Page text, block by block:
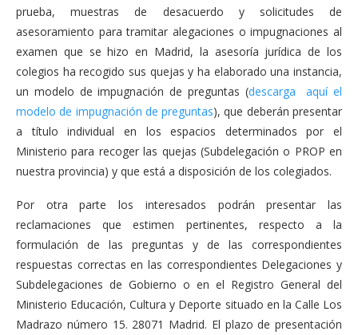
prueba, muestras de desacuerdo y solicitudes de
asesoramiento para tramitar alegaciones o impugnaciones al
examen que se hizo en Madrid, la asesoría jurídica de los
colegios ha recogido sus quejas y ha elaborado una instancia,
un modelo de impugnación de preguntas (descarga aquí el
modelo de impugnación de preguntas), que deberán presentar
a título individual en los espacios determinados por el
Ministerio para recoger las quejas (Subdelegación o PROP en
nuestra provincia) y que está a disposición de los colegiados.
Por otra parte los interesados podrán presentar las
reclamaciones que estimen pertinentes, respecto a la
formulación de las preguntas y de las correspondientes
respuestas correctas en las correspondientes Delegaciones y
Subdelegaciones de Gobierno o en el Registro General del
Ministerio Educación, Cultura y Deporte situado en la Calle Los
Madrazo número 15. 28071 Madrid. El plazo de presentación